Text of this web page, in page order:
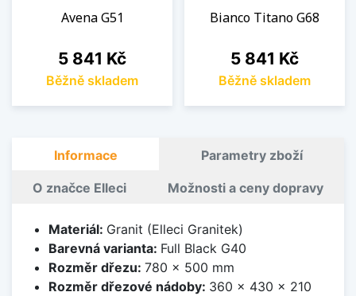
Avena G51
Cena
5 841 Kč
Běžně skladem
Bianco Titano G68
Cena
5 841 Kč
Běžně skladem
Informace Parametry zboží
O značce Elleci Možnosti a ceny dopravy
Materiál: Granit (Elleci Granitek)
Barevná varianta: Full Black G40
Rozměr dřezu: 780 x 500 mm
Rozměr dřezové nádoby: 360 x 430 x 210